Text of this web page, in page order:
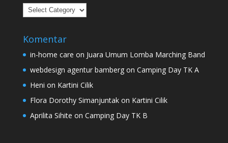
Kategori
Komentar
in-home care on Juara Umum Lomba Marching Band
webdesign agentur bambergon Camping Day TK A
Heni on Kartini Cilik
Flora Dorothy Simanjuntakon Kartini Cilik
Aprilita Sihite on Camping Day TK B